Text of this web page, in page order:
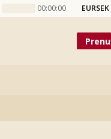
00:00:00 EURSEK